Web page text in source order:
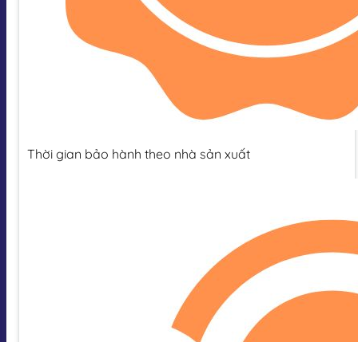
Thời gian bảo hành theo nhà sản xuất